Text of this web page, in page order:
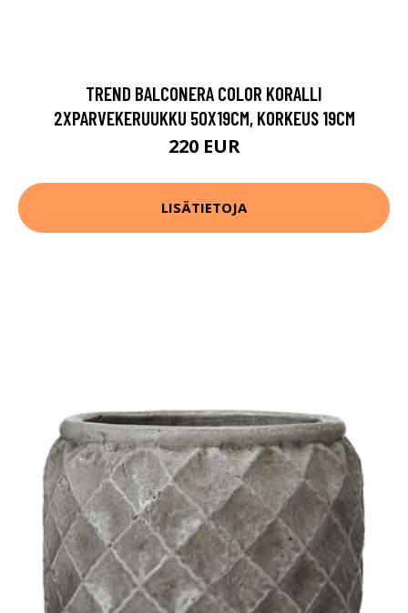
TREND BALCONERA COLOR KORALLI
2XPARVEKERUUKKU 50X19CM, KORKEUS 19CM
220 EUR
LISÄTIETOJA